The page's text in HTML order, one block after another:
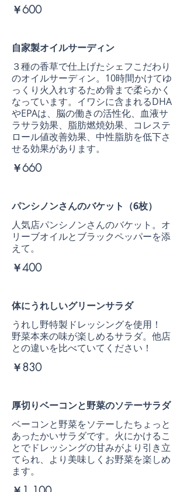
￥600
自家製オイルサーディン
３種の香草で仕上げたシェフこだわり
のオイルサーディン。10時間かけてゆ
っくり火入れするため骨まで柔らかく
なっています。イワシに含まれるDHA
やEPAは、脳の働きの活性化、血液サ
ラサラ効果、脂肪燃焼効果、コレステ
ロール値改善効果、中性脂肪を低下さ
せる効果があります。
￥660
パンシノンさんのバケット（6枚）
人気店パンシノンさんのバケット。オ
リーブオイルとブラックペッパーを添
えて。
￥400
体にうれしいグリーンサラダ
うれし野特製ドレッシングを使用！
野菜本来の味が楽しめるサラダ。他店
との違いを比べていてください！
￥830
厚切りベーコンと野菜のソテーサラダ
ベーコンと野菜をソテーしたちょっと
あったかいサラダです。火にかけるこ
とでドレッシングの甘みがより引き立
てられ、より美味しくお野菜を楽しめ
ます。